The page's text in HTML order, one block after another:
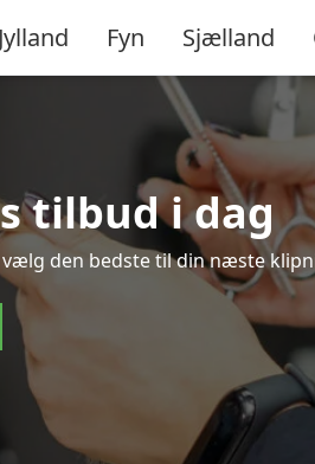
Jylland Fyn Sjælland
tilbud i dag
den bedste til din næste